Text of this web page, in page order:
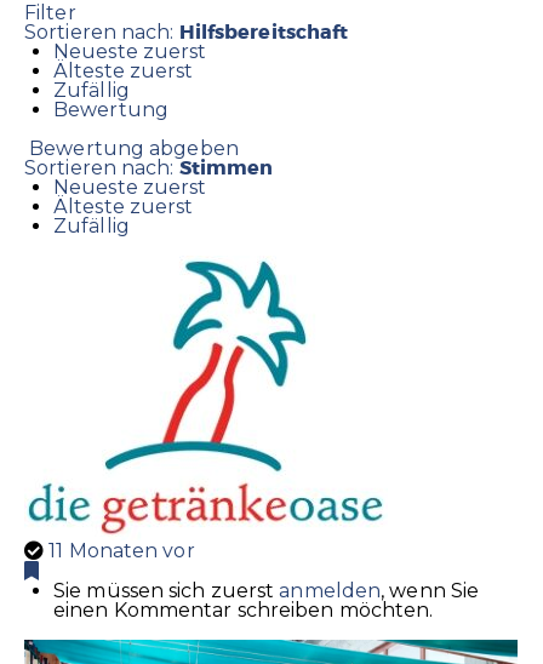
Filter
Sortieren nach: Hilfsbereitschaft
Neueste zuerst
Älteste zuerst
Zufällig
Bewertung
Bewertung abgeben
Sortieren nach: Stimmen
Neueste zuerst
Älteste zuerst
Zufällig
11 Monaten vor
Sie müssen sich zuerstanmelden, wenn Sie
einen Kommentar schreiben möchten.